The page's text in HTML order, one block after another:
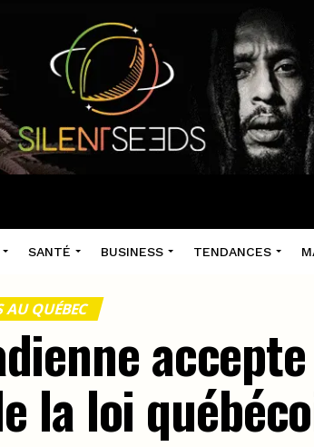
SANTÉ BUSINESS TENDANCES
AU QUÉBEC
la loi